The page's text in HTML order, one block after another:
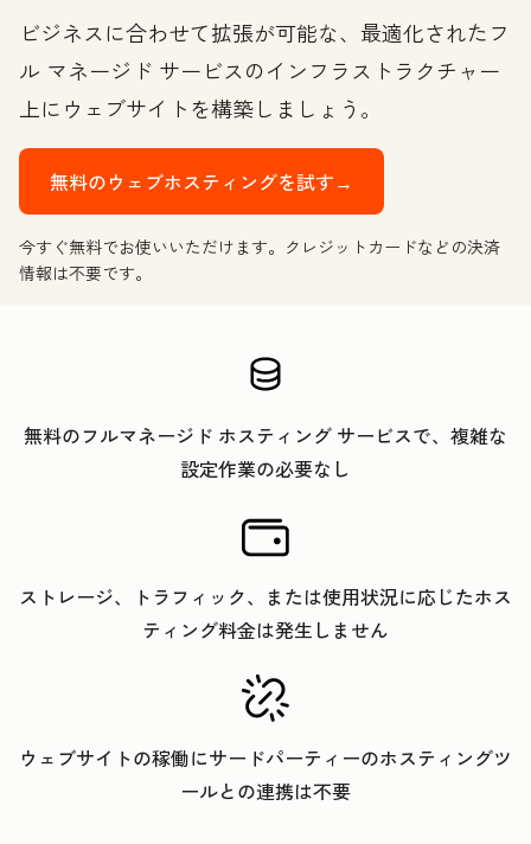
ビジネスに合わせて拡張が可能な、最適化されたフ
ル マネージド サービスのインフラストラクチャー
上にウェブサイトを構築しましょう。
無料のウェブホスティングを試す→
今すぐ無料でお使いいただけます。クレジットカードなどの決済
情報は不要です。
無料のフルマネージド ホスティング サービスで、複雑な
設定作業の必要なし
ストレージ、トラフィック、または使用状況に応じたホス
ティング料金は発生しません
ウェブサイトの稼働にサードパーティーのホスティングツ
ールとの連携は不要